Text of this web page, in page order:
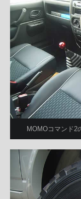
MOMOコマンド2